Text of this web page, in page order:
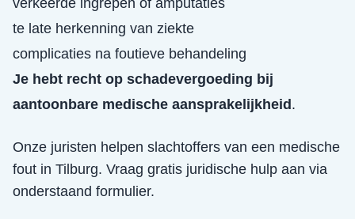
verkeerde ingrepen of amputaties
te late herkenning van ziekte
complicaties na foutieve behandeling
Je hebt recht op schadevergoeding bij
aantoonbare medische aansprakelijkheid .
Onze juristen helpen slachtoffers van een medische
fout in Tilburg. Vraag gratis juridische hulp aan via
onderstaand formulier.